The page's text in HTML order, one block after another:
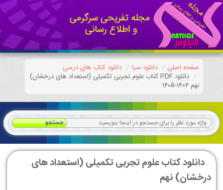
صفحه اصلی دانلود سرا
دانلود کتاب های درسی
دانلود PDF کتاب علوم تجربی تکمیلی (استعداد های درخشان)
نهم 1404-1405
دانلود کتاب علوم تجربی تکمیلی (استعداد های
درخشان) نهم